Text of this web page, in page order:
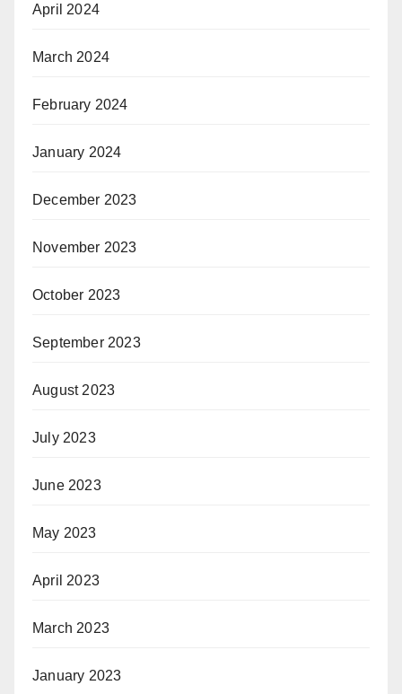
April 2024
March 2024
February 2024
January 2024
December 2023
November 2023
October 2023
September 2023
August 2023
July 2023
June 2023
May 2023
April 2023
March 2023
January 2023